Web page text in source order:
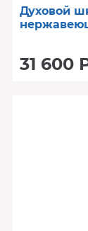
Духовой
31 600